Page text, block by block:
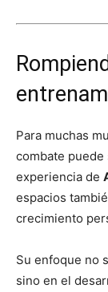
Para muchas
combate
experiencia de
espacios
crecimiento
Su enfoque no
sino en el